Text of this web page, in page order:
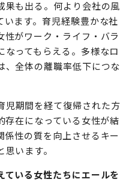
ですよ。謙虚さがスピーデ
って、喜びを感じながら
も出る。何より会社の風
ます。育児経験豊かな社
性がワーク・ライフ・バラ
ってもらえる。多様なロ
、全体の離職率低下につな
児期間を経て復帰された方
存在になっている女性が結
係性の質を向上させるキー